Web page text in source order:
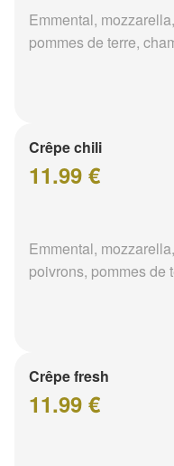
Emmental,
pommes de terre,
Crêpe chili
11.99 €
Emmental,
poivrons, pommes de
Crêpe fresh
11.99 €